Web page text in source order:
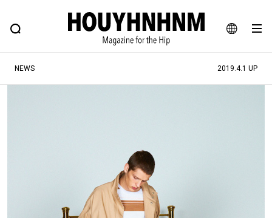
JA
EN
FEATURE BLOG SNAP
ヒップなファッション、カルチャー、ライフスタイルWEBマガジン
#古着サミット
#マイナーグッド図鑑
#路地裏てぃーん。 #MONTHLY JOURNAL
#GH 銘品の所以 #フイナムのYouTube
NEWS 2019.4.1 UP